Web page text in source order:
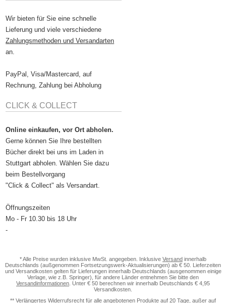
Wir bieten für Sie eine schnelle
Lieferung und viele verschiedene
Zahlungsmethoden und Versandarten
an.
PayPal, Visa/Mastercard, auf
Rechnung, Zahlung bei Abholung
CLICK & COLLECT
Online einkaufen, vor Ort abholen.
Gerne können Sie Ihre bestellten
Bücher direkt bei uns im Laden in
Stuttgart abholen. Wählen Sie dazu
beim Bestellvorgang
"Click & Collect" als Versandart.
Öffnungszeiten
Mo - Fr 10.30 bis 18 Uhr
-
* Alle Preise wurden inklusive MwSt. angegeben. Inklusive Versand innerhalb
Deutschlands (außgenommen Fortsetzungswerk-Aktualisierungen) ab € 50. Lieferzeiten
und Versandkosten gelten für Lieferungen innerhalb Deutschlands (ausgenommen einige
Verlage, wie z.B. Springer), für andere Länder entnehmen Sie bitte den
Versandinformationen . Unter € 50 berechnen wir innerhalb Deutschlands € 4,95
Versandkosten.
** Verlängertes Widerrufsrecht für alle angebotenen Produkte auf 20 Tage, außer auf